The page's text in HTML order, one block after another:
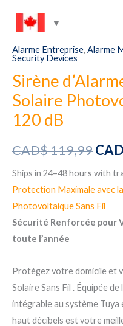
Alarme Entreprise, Alarme
Security Devices
Sirène
Solaire
120 dB
CAD$119,99
was:
Ships in 24–48 hours with
Protection Maximale avec
Photovoltaique Sans Fil
Sécurité Renforcée pour
toute l’année
Protégez votre domicile et
Solaire Sans Fil . Équipée
intégrable au système
haut décibels est votre